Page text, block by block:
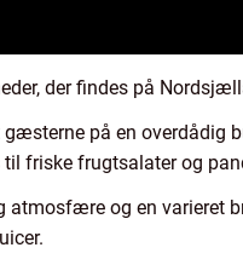
der findes på
gæsterne på en
friske frugtsalater og
og en varieret